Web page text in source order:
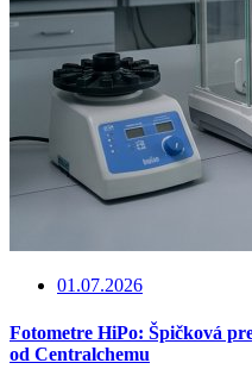
01.07.2026
Fotometre HiPo: Špičková
od Centralchemu